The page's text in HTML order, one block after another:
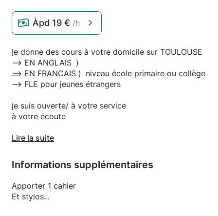
Àpd 19 € /h
je donne des cours à votre domicile sur TOULOUSE
--> EN ANGLAIS )
--> EN FRANCAIS ) niveau école primaire ou collège
--> FLE pour jeunes étrangers
je suis ouverte/ à votre service
à votre écoute
Sinon les cours peuvent aussi être à mon domicile -
Lire la suite
Informations supplémentaires
Apporter 1 cahier
Et stylos...